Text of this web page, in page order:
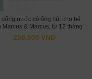
uống nước có ống hút cho bé
Marcus & Marcus, từ 12 tháng
– Pokey
258.000 VNĐ